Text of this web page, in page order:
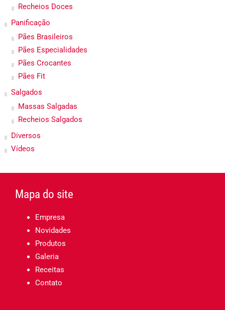
Recheios Doces
Panificação
Pães Brasileiros
Pães Especialidades
Pães Crocantes
Pães Fit
Salgados
Massas Salgadas
Recheios Salgados
Diversos
Vídeos
Mapa do site
Empresa
Novidades
Produtos
Galeria
Receitas
Contato